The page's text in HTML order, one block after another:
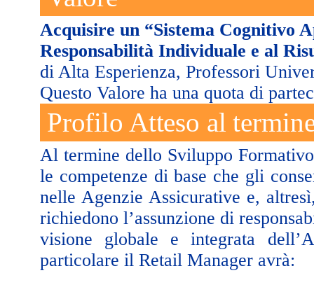
Acquisire un “Sistema Cognitivo
Responsabilità Individuale e al
di Alta Esperienza, Professori
Questo Valore ha una quota di
Profilo Atteso al
Al termine dello Sviluppo
le competenze di base che gli
nelle Agenzie Assicurative e,
richiedono l’assunzione di
visione globale e integrata
particolare il Retail Manager avrà: